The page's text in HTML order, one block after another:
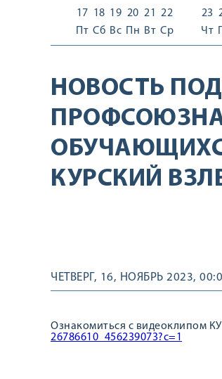
17
Пт
18
Сб
19
Вс
20
Пн
21
Вт
22
Ср
23
Чт
НОВОСТЬ
КУРСКИЙ
ЧЕТВЕРГ, 16, НОЯБРЬ 2023,
Ознакомиться с видеоклипом
26786610_456239073?c=1